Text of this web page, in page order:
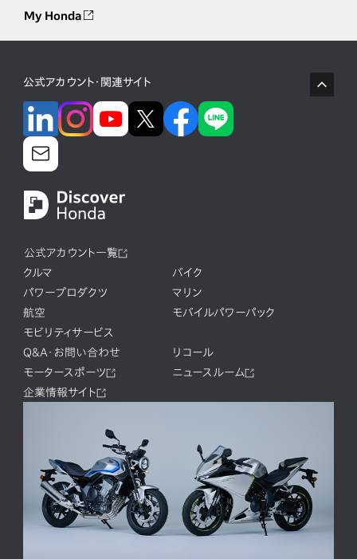
My Honda
公式アカウント・関連サイト
公式アカウント一覧
クルマ
バイク
パワープロダクツ
マリン
航空
モバイルパワーパック
モビリティサービス
Q&A・お問い合わせ
リコール
モータースポーツ
ニュースルーム
企業情報サイト